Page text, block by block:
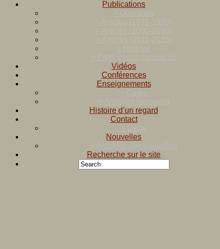
Publications
> Ouvrages
> Articles (1976-1999)
> Articles (2000-2010)
> Articles (2011-2025)
> Histoire
> Productions complices
Vidéos
Conférences
Enseignements
> Cours
> Archives (sonores)
Histoire d’un regard
Contact
> Liens
Nouvelles
> Archives des nouvelles
Recherche sur le site